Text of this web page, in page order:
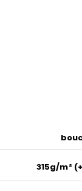
315g/m²